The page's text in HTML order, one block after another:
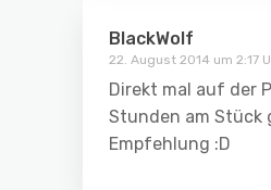
BlackWolf
22. August 2014 um 2:17
Direkt mal auf der
Stunden am Stück
Empfehlung :D